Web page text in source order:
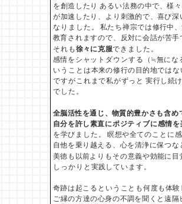
を創造したり あるい法務の中で、様
が加速したり、より 刺激的で、喜び深
なりました。 私たち禅宗では修行中
教育されますので、反対に会話が苦手
それも 徐々に克服できました。
感情をシャットダウンする（≒無にな
いうことは本来の修行の目的地ではな
ですがこれまで私がずっと 実行し続
でした。
全脳活性を通じ、物質的豊かさも含め
自分を許し素直にポジティブに感情を
を学びました。 瞑想や全てのことに
自他を乗り越える、心を清浄に保つな
美徳も以前よりもその意義や効能に目
しっかりと実践しています。
奇跡は起こるということも何度も体験
ご縁の方達の心身の不調を聞くと遠隔